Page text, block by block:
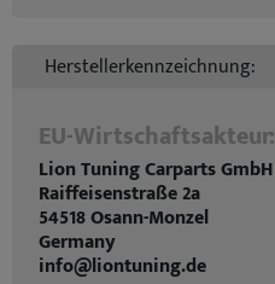
Herstellerkennzeichnung:
EU-Wirtschaftsakteur:
Lion Tuning Carparts GmbH
Raiffeisenstraße 2a
54518 Osann-Monzel
Germany
info@liontuning.de